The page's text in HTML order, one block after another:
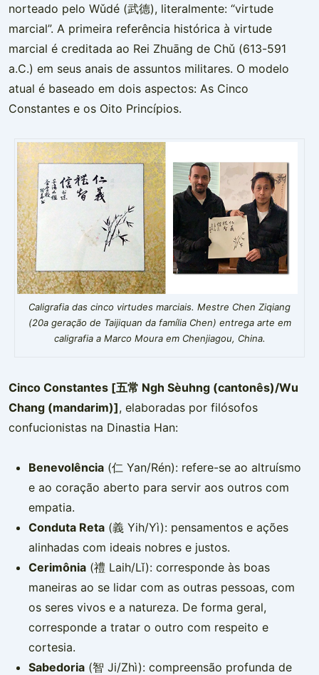
norteado pelo Wǔdé (武德), literalmente: “virtude
marcial”. A primeira referência histórica à virtude
marcial é creditada ao Rei Zhuāng de Chǔ (613-591
a.C.) em seus anais de assuntos militares. O modelo
atual é baseado em dois aspectos: As Cinco
Constantes e os Oito Princípios.
Caligrafia das cinco virtudes marciais. Mestre Chen Ziqiang
(20a geração de Taijiquan da família Chen) entrega arte em
caligrafia a Marco Moura em Chenjiagou, China.
Cinco Constantes [五常 Ngh Sèuhng (cantonês)/Wu
Chang (mandarim)], elaboradas por filósofos
confucionistas na Dinastia Han:
Benevolência (仁 Yan/Rén): refere-se ao altruísmo
e ao coração aberto para servir aos outros com
empatia.
Conduta Reta (義 Yih/Yì): pensamentos e ações
alinhadas com ideais nobres e justos.
Cerimônia (禮 Laih/Lǐ): corresponde às boas
maneiras ao se lidar com as outras pessoas, com
os seres vivos e a natureza. De forma geral,
corresponde a tratar o outro com respeito e
cortesia.
Sabedoria (智 Ji/Zhì): compreensão profunda de